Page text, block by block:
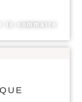
le sommaire